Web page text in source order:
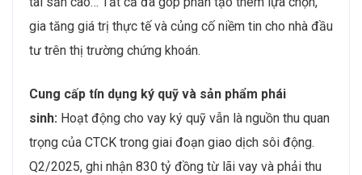
gia tăng giá trị thực tế và củng cố niềm tin cho nhà đầu
tư trên thị trường chứng khoán.
Cung cấp tín dụng ký quỹ và sản phẩm phái
sinh: Hoạt động cho vay ký quỹ vẫn là nguồn thu quan
trọng của CTCK trong giai đoạn giao dịch sôi động.
Q2/2025, ghi nhận 830 tỷ đồng từ lãi vay và phải thu